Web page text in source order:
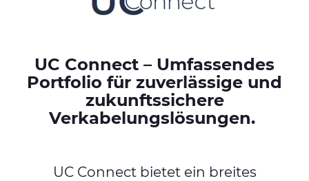
UC Connect – Umfassendes
Portfolio für zuverlässige und
zukunftssichere
Verkabelungslösungen.
UC Connect bietet ein breites